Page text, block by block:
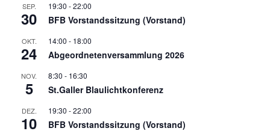
SEP.
30
19:30 -22:00
BFB Vorstandssitzung (Vorstand)
OKT.
24
14:00 - 18:00
Abgeordnetenversammlung 2026
NOV.
5
8:30 - 16:30
St.Galler Blaulichtkonferenz
DEZ.
10
19:30 -22:00
BFB Vorstandssitzung (Vorstand)